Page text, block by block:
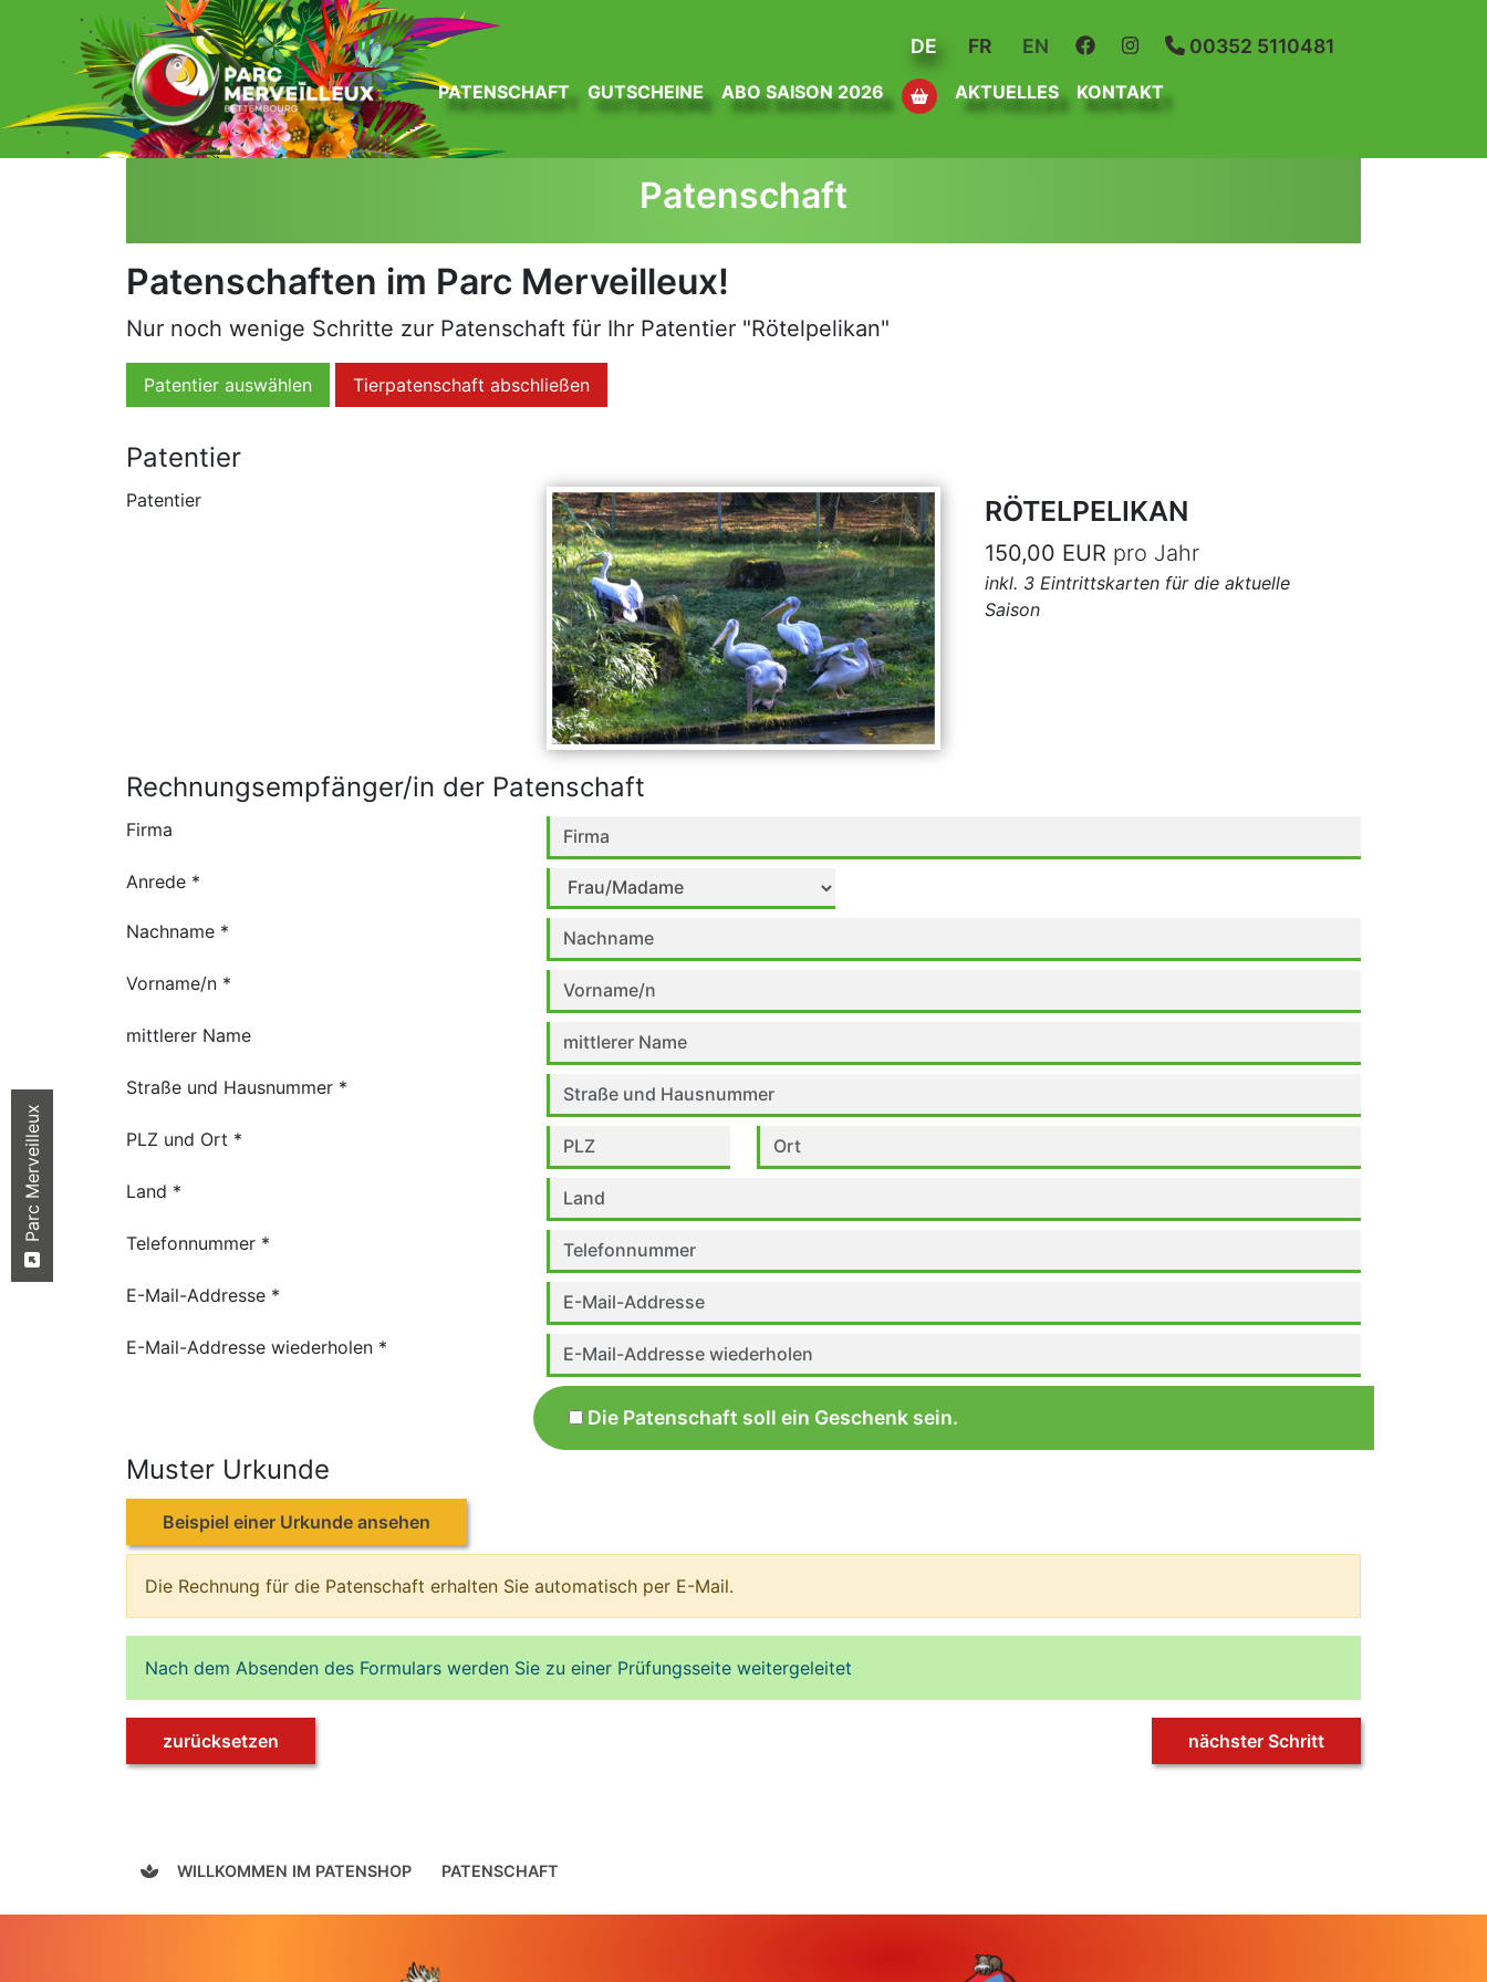
zum Inhalt
DE FR EN 00352 5110481
PATENSCHAFT GUTSCHEINE ABO SAISON 2026 AKTUELLES KONTAKT
Patenschaft
Patenschaften im Parc Merveilleux!
Nur noch wenige Schritte zur Patenschaft für Ihr Patentier "Rötelpelikan"
Patentier auswählen Tierpatenschaft abschließen
Patentier
Patentier RÖTELPELIKAN
150,00 EUR pro Jahr
inkl. 3 Eintrittskarten für die aktuelle
Saison
Rechnungsempfänger/in der Patenschaft
Firma
Anrede *
Nachname *
Vorname/n *
mittlerer Name
Straße und Hausnummer *
PLZ und Ort *
Land *
Telefonnummer *
E-Mail-Addresse *
E-Mail-Addresse wiederholen *
Die Patenschaft soll ein Geschenk sein.
Muster Urkunde
Beispiel einer Urkunde ansehen
Die Rechnung für die Patenschaft erhalten Sie automatisch per E-Mail.
Nach dem Absenden des Formulars werden Sie zu einer Prüfungsseite weitergeleitet
zurücksetzen nächster Schritt
WILLKOMMEN IM PATENSHOP PATENSCHAFT
Parc Merveilleux